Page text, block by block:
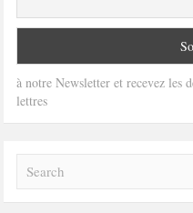
à notre Newsletter et recevez les
lettres